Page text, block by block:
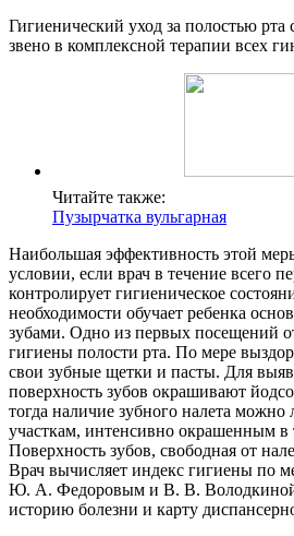
Гигиенический уход за полостью рта
звено в комплексной терапии всех
Читайте также:
Пузырчатка вульгарная
Наибольшая эффективность этой
условии, если врач в течение всего
контролирует гигиеническое
необходимости обучает ребенка
зубами. Одно из первых посещений
гигиены полости рта. По мере
свои зубные щетки и пасты. Для
поверхность зубов окрашивают
тогда наличие зубного налета можно
участкам, интенсивно окрашенным в
Поверхность зубов, свободная от
Врач вычисляет индекс гигиены по
Ю. А. Федоровым и В. В. Володкиной,
историю болезни и карту